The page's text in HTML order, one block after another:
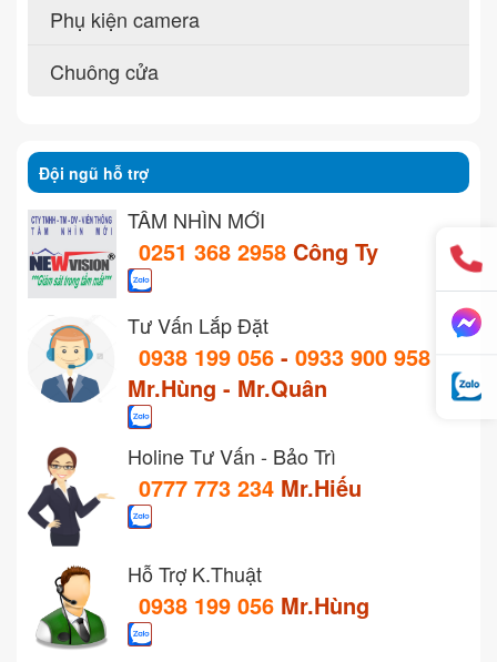
Phụ kiện camera
Chuông cửa
Đội ngũ hỗ trợ
TẦM NHÌN MỚI
0251 368 2958 Công Ty
Tư Vấn Lắp Đặt
0938 199 056 - 0933 900 958
Mr.Hùng - Mr.Quân
Holine Tư Vấn - Bảo Trì
0777 773 234 Mr.Hiếu
Hỗ Trợ K.Thuật
0938 199 056 Mr.Hùng